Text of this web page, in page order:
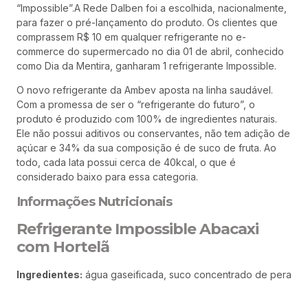
“Impossible”.A Rede Dalben foi a escolhida, nacionalmente,
para fazer o pré-lançamento do produto. Os clientes que
comprassem R$ 10 em qualquer refrigerante no e-
commerce do supermercado no dia 01 de abril, conhecido
como Dia da Mentira, ganharam 1 refrigerante Impossible.
O novo refrigerante da Ambev aposta na linha saudável.
Com a promessa de ser o “refrigerante do futuro”, o
produto é produzido com 100% de ingredientes naturais.
Ele não possui aditivos ou conservantes, não tem adição de
açúcar e 34% da sua composição é de suco de fruta. Ao
todo, cada lata possui cerca de 40kcal, o que é
considerado baixo para essa categoria.
Informações Nutricionais
Refrigerante Impossible Abacaxi
com Hortelã
Ingredientes: água gaseificada, suco concentrado de pera